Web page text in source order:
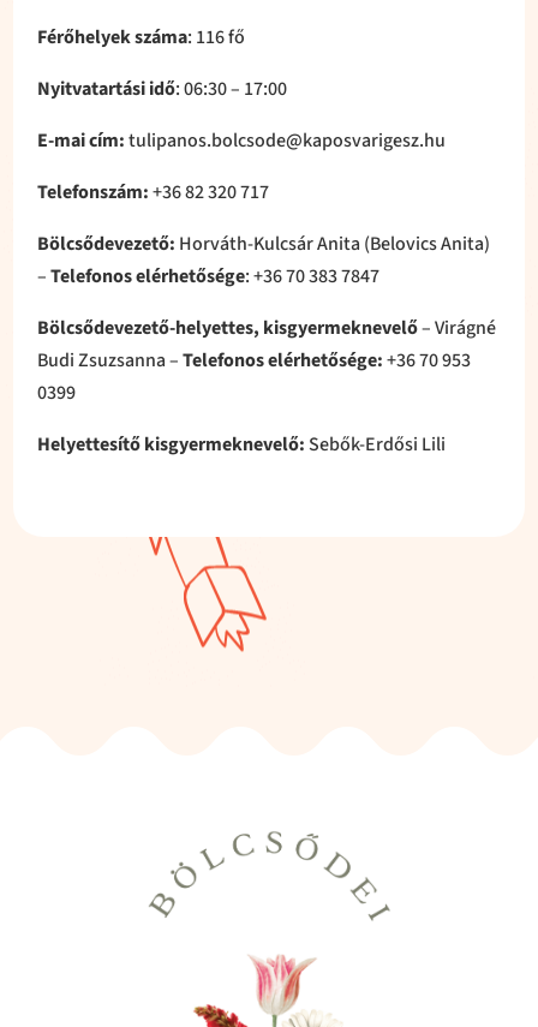
Férőhelyek száma: 116 fő
Nyitvatartási idő: 06:30 – 17:00
E-mai cím:tulipanos.bolcsode@kaposvarigesz.hu
Telefonszám:+36 82 320 717
Bölcsődevezető: Horváth-Kulcsár Anita (Belovics Anita)
–Telefonos elérhetősége: +36 70 383 7847
Bölcsődevezető-helyettes, kisgyermeknevelő– Virágné
Budi Zsuzsanna –Telefonos elérhetősége:+36 70 953
0399
Helyettesítő kisgyermeknevelő:Sebők-Erdősi Lili